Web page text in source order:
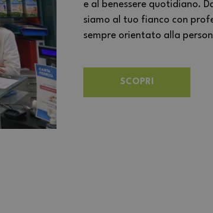
e al benessere quotidiano.
siamo al tuo fianco con
sempre orientato alla
SCOPRI